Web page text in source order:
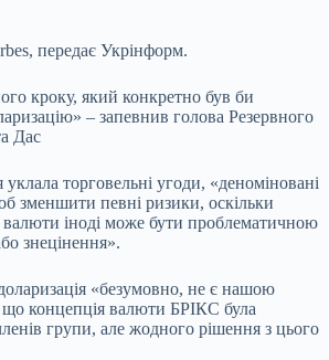
передає Укрінформ.
кроку, який конкретно був би
– запевнив голова Резервного
Дас
торговельні угоди, «деноміновані
зменшити певні ризики, оскільки
валюти іноді може бути проблематичною
знецінення».
«безумовно, не є нашою
концепція валюти БРІКС була
групи, але жодного рішення з цього